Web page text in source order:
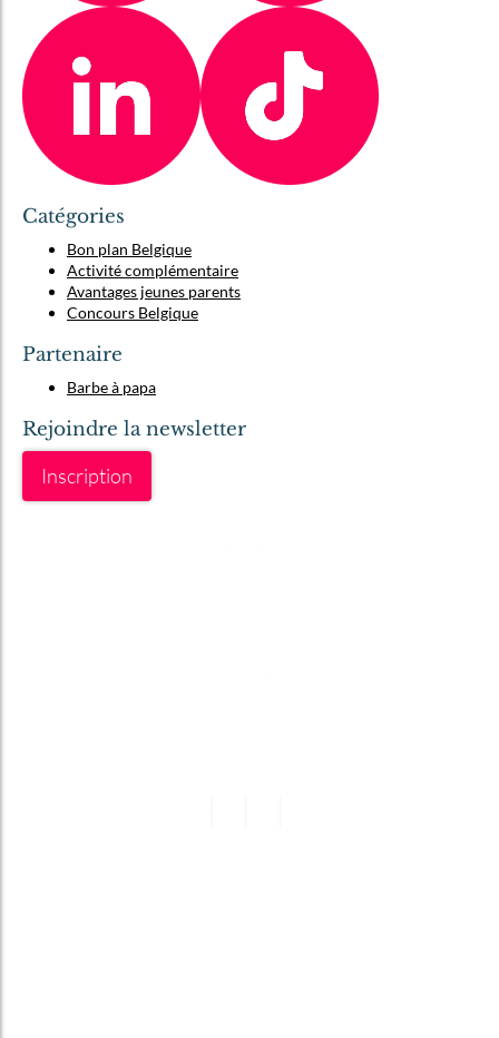
Catégories
Bon plan Belgique
Activité complémentaire
Avantages jeunes parents
Concours Belgique
Partenaire
Barbe à papa
Rejoindre la newsletter
Inscription